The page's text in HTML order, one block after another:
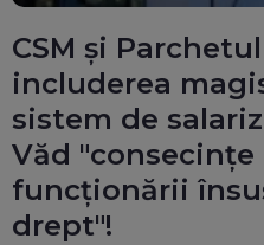
CSM și
includerea
sistem de
Văd "consecințe
funcționării
drept"!